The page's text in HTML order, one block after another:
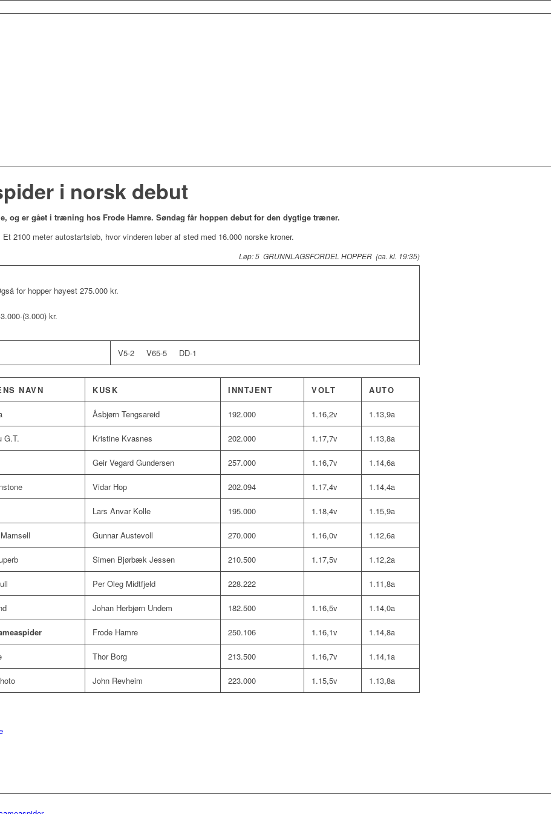
i norsk debut
og er gået i træning hos Frode Hamre. Søndag får hoppen debut for den dygtige træner.
2100 meter autostartsløb, hvor vinderen løber af sted med 16.000 norske kroner.
Løp: 5 GRUNNLAGSFORDEL HOPPER (ca. kl. 19:35)
for hopper høyest 275.000 kr.
(3.000) kr.
V5-2 V65-5 DD-1
NAVN KUSK INNTJENT VOLT AUTO
Åsbjørn Tengsareid 192.000 1.16,2v 1.13,9a
G.T. Kristine Kvasnes 202.000 1.17,7v 1.13,8a
Geir Vegard Gundersen 257.000 1.16,7v 1.14,6a
Vidar Hop 202.094 1.17,4v 1.14,4a
Lars Anvar Kolle 195.000 1.18,4v 1.15,9a
Gunnar Austevoll 270.000 1.16,0v 1.12,6a
Simen Bjørbæk Jessen 210.500 1.17,5v 1.12,2a
Per Oleg Midtfjeld 228.222 1.11,8a
Johan Herbjørn Undem 182.500 1.16,5v 1.14,0a
Frode Hamre 250.106 1.16,1v 1.14,8a
Thor Borg 213.500 1.16,7v 1.14,1a
John Revheim 223.000 1.15,5v 1.13,8a